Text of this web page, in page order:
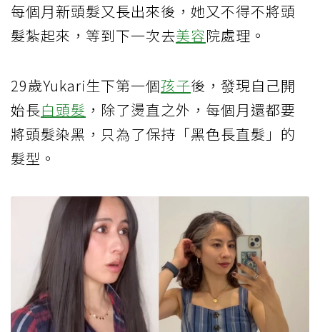
每個月新頭髮又長出來後，她又不得不將頭
髮紮起來，等到下一次去美容院處理。
29歲Yukari生下第一個孩子後，發現自己開
始長白頭髮 ，除了燙直之外，每個月還都要
將頭髮染黑，只為了保持「黑色長直髮」的
髮型。